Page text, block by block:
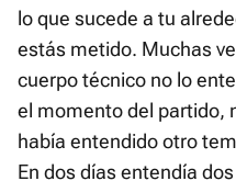
lo que sucede a tu
estás metido. Muchas
cuerpo técnico no lo
el momento del partido,
había entendido otro
En dos días entendía